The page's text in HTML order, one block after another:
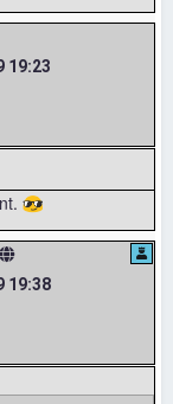
19:23
😎
19:38